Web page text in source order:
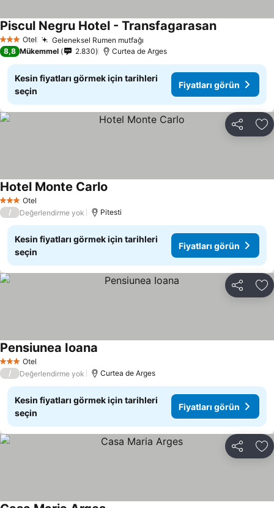
3 YıldızOtel Geleneksel Rumen mutfağı
Piscul Negru Hotel - TransfagarasanFiyatları
8,8 Mükemmel 2.830 Curtea de Arges
Kesin fiyatları görmek için tarihleri
seçin
Fiyatları görün
Paylaş
3 YıldızOtel
Hotel Monte Carlo
/ Değerlendirme yok Pitesti
Kesin fiyatları görmek için tarihleri
seçin
Fiyatları görün
Paylaş
3 YıldızOtel
Pensiunea Ioana
/ Değerlendirme yok Curtea de Arges
Kesin fiyatları görmek için tarihleri
seçin
Fiyatları görün
Paylaş